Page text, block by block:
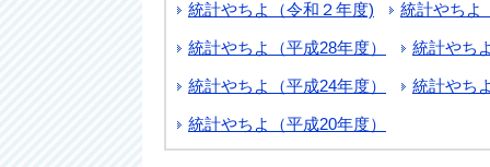
統計やちよ（令和２年度) 統計やちよ
統計やちよ（平成28年度） 統計やち
統計やちよ（平成24年度） 統計やち
統計やちよ（平成20年度）